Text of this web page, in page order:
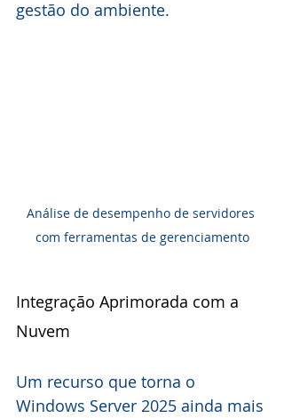
gestão do ambiente.
Análise de desempenho de servidores
com ferramentas de gerenciamento
Integração Aprimorada com a
Nuvem
Um recurso que torna o
Windows Server 2025 ainda mais